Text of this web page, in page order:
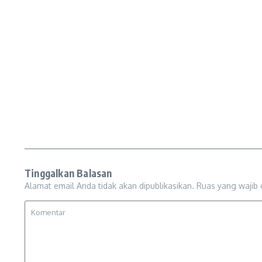
Tinggalkan Balasan
Alamat email Anda tidak akan dipublikasikan. Ruas yang wajib